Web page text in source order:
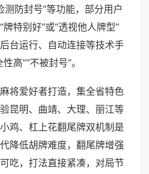
测防封号”等功能，部分用户
特别好”或“透视他人牌型”
台运行、自动连接等技术手
高”“不被封号”。
将爱好者打造，集全省特色
昆明、曲靖、大理、丽江等
鸡、杠上花翻尾牌双机制是
降低胡牌难度，翻尾牌增强
吃，打法直接紧凑，对局节